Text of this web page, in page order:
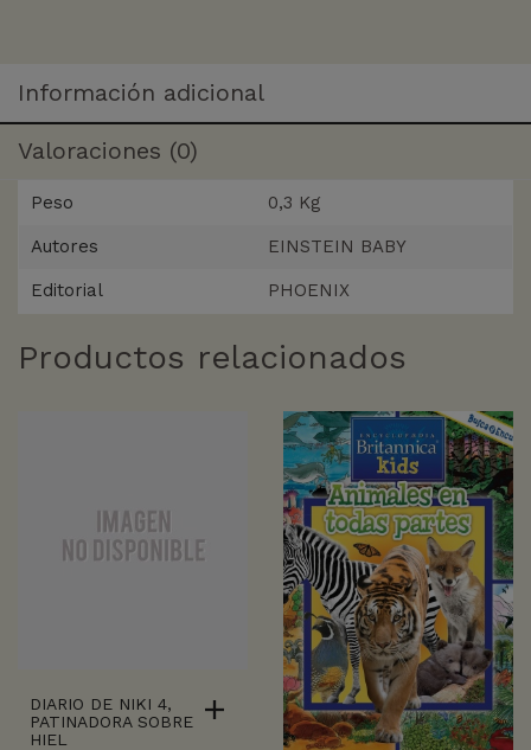
Información adicional
Valoraciones (0)
Peso 0,3 Kg
Autores EINSTEIN BABY
Editorial PHOENIX
Productos relacionados
DIARIO DE NIKI 4,
PATINADORA SOBRE
HIEL